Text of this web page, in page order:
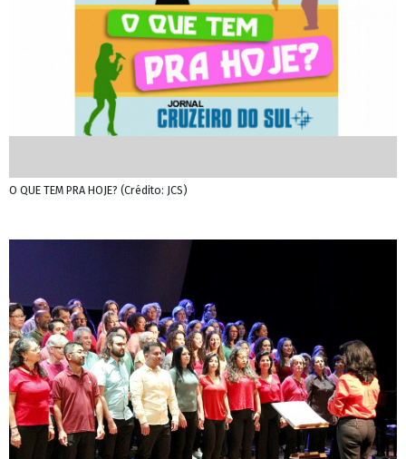
O QUE TEM PRA HOJE? (Crédito: JCS)